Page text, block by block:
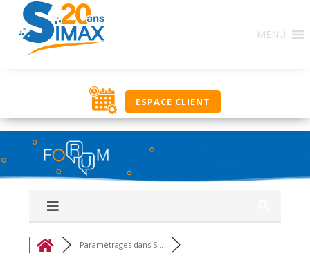
MENU
ESPACE CLIENT
Base de Connaissances : Ce regroupement de forums
constitue une source d’informations en rapport avec
l’utilisation des solutions SIMAX. Ici, classés par
réponses, procédures, savoir-faire pour vous aider
dans votre utilisation journalière. Si vous ne trouvez
pas une réponse à votre recherche, utilisez le groupe
‘Q&R Procédure et Dépannage’ pour poser votre
question. Bonne découverte, l’équipe NOUT.
Paramétrages dans S...